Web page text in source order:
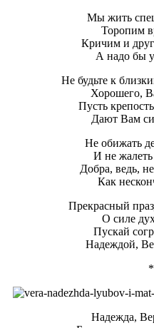
Мы жить
Торопим
Кричим и
А надо бы
Не будьте к
Хорошего,
Пусть
Дают Вам
Не обижать
И не
Добра, ведь,
Как
Прекрасный
О силе
Пускай
Надеждой,
Надежда,